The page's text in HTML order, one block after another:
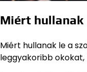
Miért hullanak
Miért hullanak le a
leggyakoribb okokat,